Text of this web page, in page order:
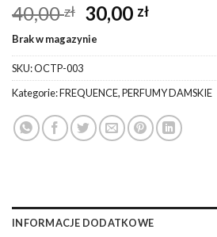
40,00zł Pierwotna
cena
wynosiła:
30,00 złAktualna
wynosi:
Brak w magazynie
SKU:OCTP-003
Kategorie:FREQUENCE,PERFUMY DAMSKIE
INFORMACJE DODATKOWE